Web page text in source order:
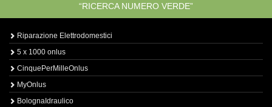
“RICERCA NUMERO VERDE”
Riparazione Elettrodomestici
5 x 1000 onlus
CinquePerMilleOnlus
MyOnlus
BolognaIdraulico